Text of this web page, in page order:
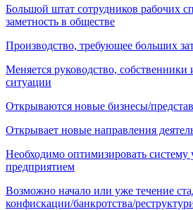
Большой штат сотрудников рабочих
заметность в обществе
Производство, требующее больших
Меняется руководство, собственники
ситуации
Открываются новые бизнесы/
Открывает новые направления
Необходимо оптимизировать систему
предприятием
Возможно начало или уже течение
конфискации/банкротства/